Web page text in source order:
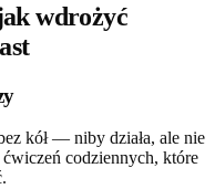
wdrożyć
kół — niby działa, ale nie
codziennych, które